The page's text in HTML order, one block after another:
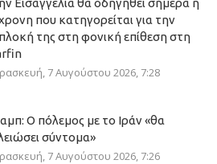
Εισαγγελία θα οδηγηθεί σήμερα η
που κατηγορείται για την
της στη φονική επίθεση στη
7 Αυγούστου 2026, 7:28
Ο πόλεμος με το Ιράν «θα
σύντομα»
7 Αυγούστου 2026, 7:26